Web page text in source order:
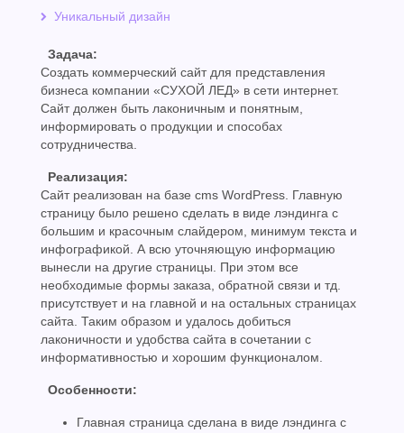
Уникальный дизайн
Задача:
Создать коммерческий сайт для представления
бизнеса компании «СУХОЙ ЛЕД» в сети интернет.
Сайт должен быть лаконичным и понятным,
информировать о продукции и способах
сотрудничества.
Реализация:
Сайт реализован на базе cms WordPress. Главную
страницу было решено сделать в виде лэндинга с
большим и красочным слайдером, минимум текста и
инфографикой. А всю уточняющую информацию
вынесли на другие страницы. При этом все
необходимые формы заказа, обратной связи и тд.
присутствует и на главной и на остальных страницах
сайта. Таким образом и удалось добиться
лаконичности и удобства сайта в сочетании с
информативностью и хорошим функционалом.
Особенности:
Главная страница сделана в виде лэндинга с